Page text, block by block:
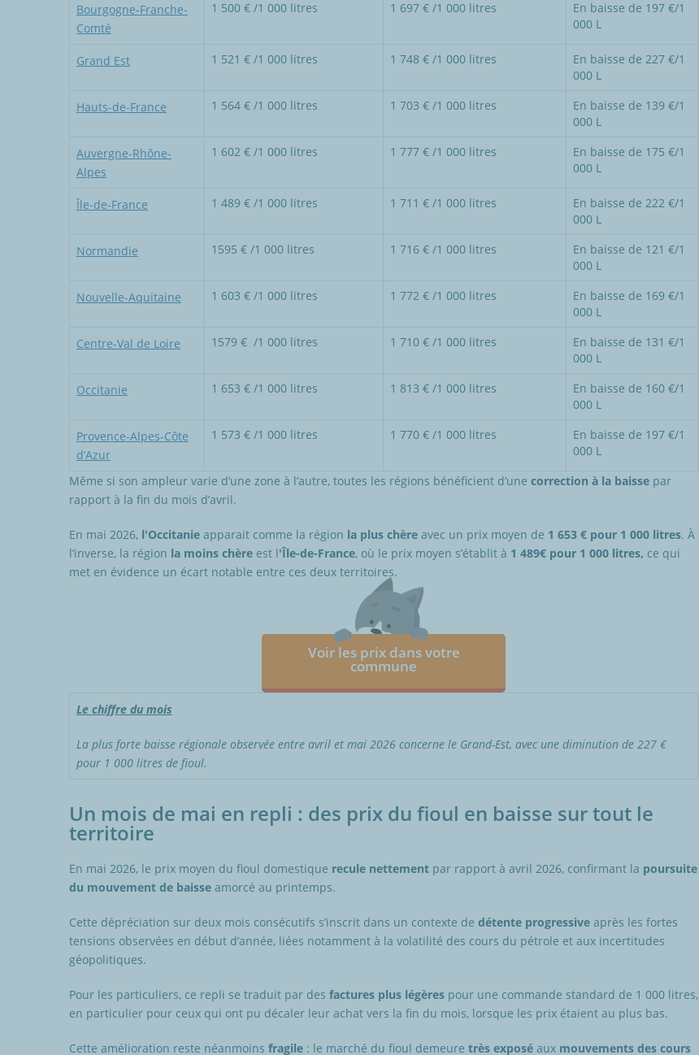
Bourgogne-Franche-
Comté
1 500 € /1 000 litres 1 697 € /1 000 litres
En baisse de 197 €/1
000 L
Grand Est 1 521 € /1 000 litres 1 748 € /1 000 litres
En baisse de 227 €/1
000 L
Hauts-de-France 1 564 € /1 000 litres 1 703 € /1 000 litres
En baisse de 139 €/1
000 L
Auvergne-Rhône-
Alpes
1 602 € /1 000 litres 1 777 € /1 000 litres
En baisse de 175 €/1
000 L
Île-de-France 1 489 € /1 000 litres 1 711 € /1 000 litres
En baisse de 222 €/1
000 L
Normandie 1595 € /1 000 litres 1 716 € /1 000 litres
En baisse de 121 €/1
000 L
Nouvelle-Aquitaine 1 603 € /1 000 litres 1 772 € /1 000 litres
En baisse de 169 €/1
000 L
Centre-Val de Loire 1579 € /1 000 litres 1 710 € /1 000 litres
En baisse de 131 €/1
000 L
Occitanie 1 653 € /1 000 litres 1 813 € /1 000 litres
En baisse de 160 €/1
000 L
Provence-Alpes-Côte
d’Azur
1 573 € /1 000 litres 1 770 € /1 000 litres
En baisse de 197 €/1
000 L
Même si son ampleur varie d’une zone à l’autre, toutes les régions bénéficient d’une correction à la baisse par
rapport à la fin du mois d’avril.
En mai 2026, l'Occitanie apparait comme la région la plus chère avec un prix moyen de 1 653 € pour 1 000 litres. À
l’inverse, la région la moins chère est l'Île-de-France, où le prix moyen s’établit à 1 489€ pour 1 000 litres, ce qui
met en évidence un écart notable entre ces deux territoires.
Voir les prix dans votre
commune
Le chiffre du mois
La plus forte baisse régionale observée entre avril et mai 2026 concerne le Grand-Est, avec une diminution de 227 €
pour 1 000 litres de fioul.
Un mois de mai en repli : des prix du fioul en baisse sur tout le
territoire
En mai 2026, le prix moyen du fioul domestique recule nettement par rapport à avril 2026, confirmant la poursuite
du mouvement de baisse amorcé au printemps.
Cette dépréciation sur deux mois consécutifs s’inscrit dans un contexte de détente progressive après les fortes
tensions observées en début d’année, liées notamment à la volatilité des cours du pétrole et aux incertitudes
géopolitiques.
Pour les particuliers, ce repli se traduit par des factures plus légères pour une commande standard de 1 000 litres,
en particulier pour ceux qui ont pu décaler leur achat vers la fin du mois, lorsque les prix étaient au plus bas.
Cette amélioration reste néanmoins fragile : le marché du fioul demeure très exposé aux mouvements des cours